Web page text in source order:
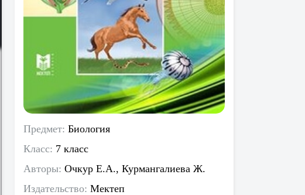
Предмет: Биология
Класс: 7 класс
Авторы: Очкур Е.А., Курмангалиева Ж.
Издательство: Мектеп